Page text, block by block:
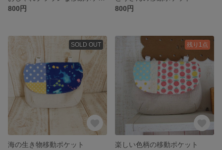
800円
800円
SOLD OUT
海の生き物移動ポケット
残り1点
楽しい色柄の移動ポケット